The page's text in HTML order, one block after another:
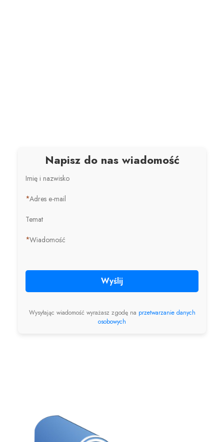
Napisz do nas wiadomość
Imię i nazwisko
*Adres e-mail
Temat
*Wiadomość
Wyślij
Wysyłając wiadomość wyrażasz zgodę na przetwarzanie danych
osobowych